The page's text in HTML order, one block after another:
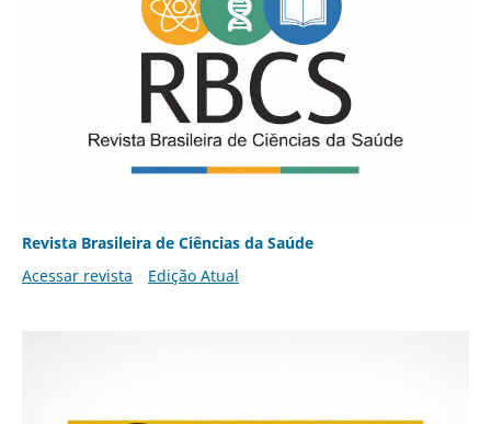
Revista Brasileira de Ciências da Saúde
Acessar revista
Edição Atual